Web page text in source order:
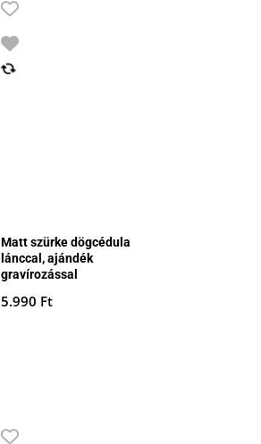
Matt szürke dögcédula
lánccal, ajándék
gravírozással
5.990 Ft